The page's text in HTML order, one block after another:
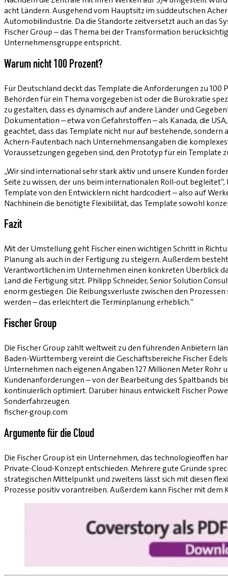
acht Ländern. Ausgehend vom Hauptsitz im süddeutschen
Automobilindustrie. Da die Standorte zeitversetzt auch an das
Fischer Group – das Thema bei der Transformation
Unternehmensgruppe entspricht.
Warum nicht 100 Prozent?
Für Deutschland deckt das Template die Anforderungen zu
Behörden für ein Thema vorgegeben ist oder die Bürokratie
zu gestalten, dass es dynamisch auf andere Länder und
Dokumentation – etwa von Gefahrstoffen – als Kanada, die
geachtet, dass das Template nicht nur auf bestehende,
Achern-Fautenbach nach Unternehmensangaben die
Voraussetzungen gegeben sind, den Prototyp für ein Template
„Wir sind international sehr stark aktiv und unsere Kunden
Seite zu wissen, der uns beim internationalen Roll-out
Template von den Entwicklern nicht hardcodiert – also auf
Nachhinein die benötigte Flexibilität, das Template sowohl
Fazit
Mit der Umstellung geht Fischer einen wichtigen Schritt in
Planung als auch in der Fertigung zu steigern. Außerdem
Verantwortlichen im Unternehmen einen konkreten Überblick
Land die Fertigung sitzt. Philipp Schneider, Senior Solution
enorm gestiegen. Die Reibungsverluste zwischen den
werden – das erleichtert die Terminplanung erheblich.“
Fischer Group
Die Fischer Group zählt weltweit zu den führenden Anbietern
Baden-Württemberg vereint die Geschäftsbereiche Fischer
Unternehmen nach eigenen Angaben 127 Millionen Meter
Kundenanforderungen – von der Bearbeitung des Spaltbands
kontinuierlich optimiert. Darüber hinaus entwickelt Fischer
Sonderfahrzeugen.
fischer-group.com
Argumente für die Cloud
Die Fischer Group ist ein Unternehmen, das technologieoffen
Private-Cloud-Konzept entschieden. Mehrere gute Gründe
strategischen Mittelpunkt und zweitens lässt sich mit diesen
Prozesse positiv vorantreiben. Außerdem kann Fischer mit